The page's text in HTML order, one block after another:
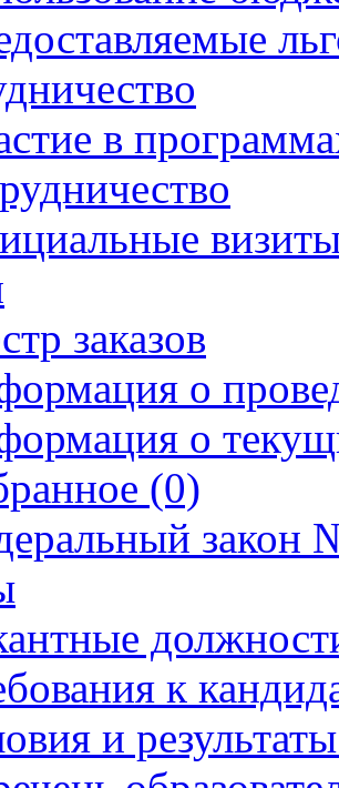
в
заказов
о
о
(0)
закон
к
и